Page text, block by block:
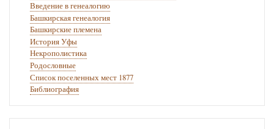
Введение в генеалогию
Башкирская генеалогия
Башкирские племена
История Уфы
Некрополистика
Родословные
Список поселенных мест 1877
Библиография